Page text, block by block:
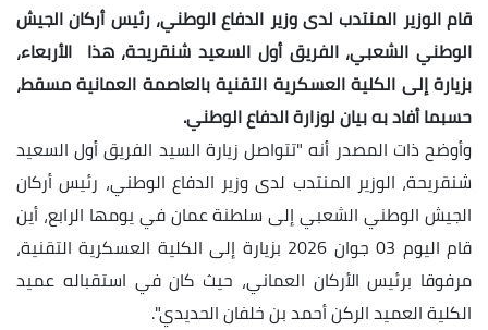
قام الوزير المنتدب لدى وزير الدفاع الوطني، رئيس أركان الجيش
الوطني الشعبي، الفريق أول السعيد شنقريحة، هذا الأربعاء،
بزيارة إلى الكلية العسكرية التقنية بالعاصمة العمانية مسقط،
حسبما أفاد بهبيان لوزارة الدفاع الوطني.
وأوضح ذات المصدر أنه "تتواصل زيارة السيد الفريق أول السعيد
شنقريحة، الوزير المنتدب لدى وزير الدفاع الوطني، رئيس أركان
الجيش الوطني الشعبي إلى سلطنة عمان في يومها الرابع، أين
قام اليوم 03 جوان 2026 بزيارة إلى الكلية العسكرية التقنية،
مرفوقا برئيس الأركان العماني، حيث كان في استقباله عميد
الكلية العميد الركن أحمد بن خلفان الحديدي".